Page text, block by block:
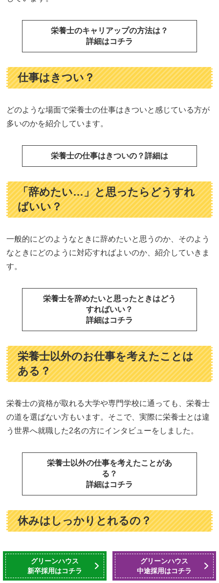
栄養士のキャリアップの方法は？
詳細はコチラ
仕事はきつい？
どのような場面で栄養士の仕事はきついと感じている方が
多いのかを紹介しています。
栄養士の仕事はきついの？詳細は
「辞めたい…」と思ったらどうすれ
ばいい？
一般的にどのようなときに辞めたいと思うのか、そのよう
なときにどのように対応すればよいのか、紹介していきま
す。
栄養士を辞めたいと思ったときはどう
すればいい？
詳細はコチラ
栄養士以外のお仕事を考えたことは
ある？
栄養士の資格が取れる大学や専門学校に通っても、栄養士
の道を選ばない方もいます。そこで、実際に栄養士とは違
う世界へ就職した2名の方にインタビューをしました。
栄養士以外の仕事を考えたことがあ
る？
詳細はコチラ
休みはしっかりとれるの？
病院や高齢者介護施設、学校、保育園、社員食堂など、働
く職場によって土日休みであったりシフト制であったり
と、お休みのとり方はさまざま。職場別にお休みについて
グリーンハウス
新卒採用はコチラ
グリーンハウス
中途採用はコチラ